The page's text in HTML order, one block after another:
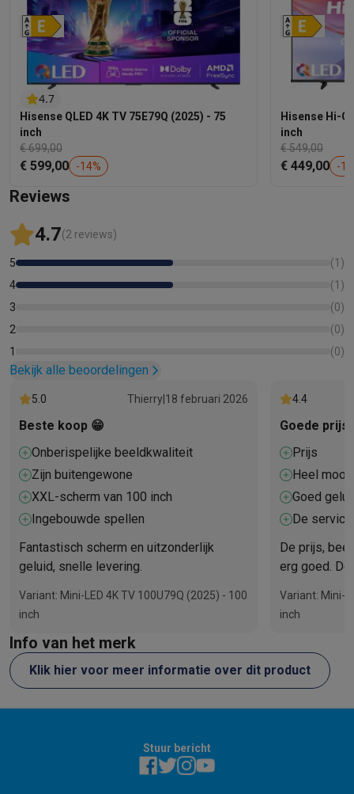
4.7
Hisense QLED 4K TV 75E79Q (2025) - 75
inch
€ 699,00
€ 599,00 -14%
Hisense Hi-
inch
€ 549,00
€ 449,00 -18
Reviews
4.7(2 reviews)
5 (1 )
4
(1 )
3
(0)
2
(0)
1
(0)
Bekijk alle beoordelingen
5.0 Thierry 18 februari 2026
Beste koop 😁
Onberispelijke beeldkwaliteit
Zijn buitengewone
XXL-scherm van 100 inch
Ingebouwde spellen
Fantastisch scherm en uitzonderlijk
geluid, snelle levering.
Variant: Mini-LED 4K TV 100U79Q (2025) - 100
inch
4.4
Goede
Prijs
Heel
Goed
De
De prijs,
erg goed.
Variant: Mini-
inch
Info van het merk
Klik hier voor meer informatie over dit product
Stuur bericht